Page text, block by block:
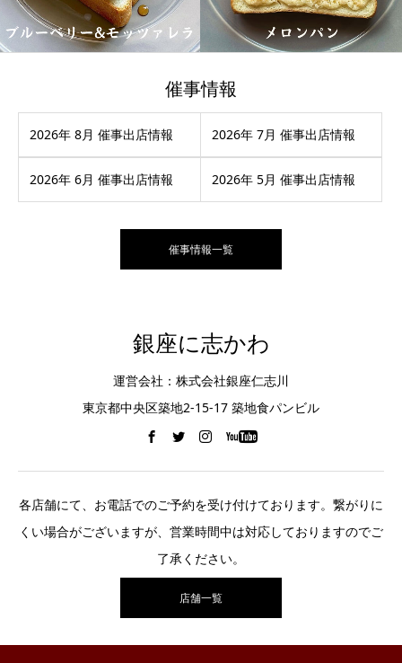
催事情報
2026年 8月 催事出店情報 2026年 7月 催事出店情報
2026年 6月 催事出店情報 2026年 5月 催事出店情報
催事情報一覧
銀座に志かわ
運営会社：株式会社銀座仁志川
東京都中央区築地2-15-17 築地食パンビル
各店舗にて、お電話でのご予約を受け付けております。繋がりに
くい場合がございますが、営業時間中は対応しておりますのでご
了承ください。
店舗一覧